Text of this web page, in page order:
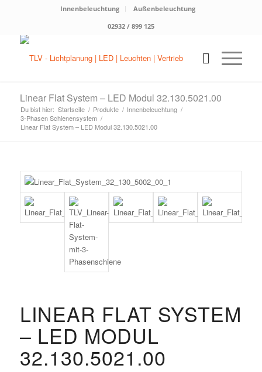
Innenbeleuchtung
Außenbeleuchtung
02932 / 899 125
Linear Flat System – LED Modul 32.130.5021.00
Du bist hier: Startseite / Produkte / Innenbeleuchtung /
3-Phasen Schienensystem /
Linear Flat System – LED Modul 32.130.5021.00
LINEAR FLAT SYSTEM
– LED MODUL
32.130.5021.00